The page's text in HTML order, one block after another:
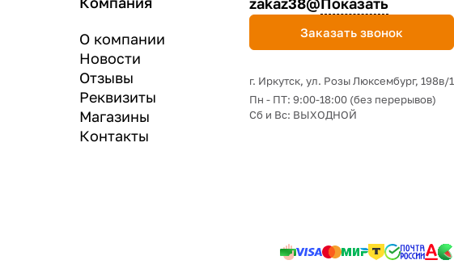
О компании
Новости
Отзывы
Реквизиты
Магазины
Контакты
Заказать звонок
г. Иркутск, ул. Розы Люксембург, 198в/1
Пн - ПТ: 9:00-18:00 (без перерывов)
Сб и Вс: ВЫХОДНОЙ